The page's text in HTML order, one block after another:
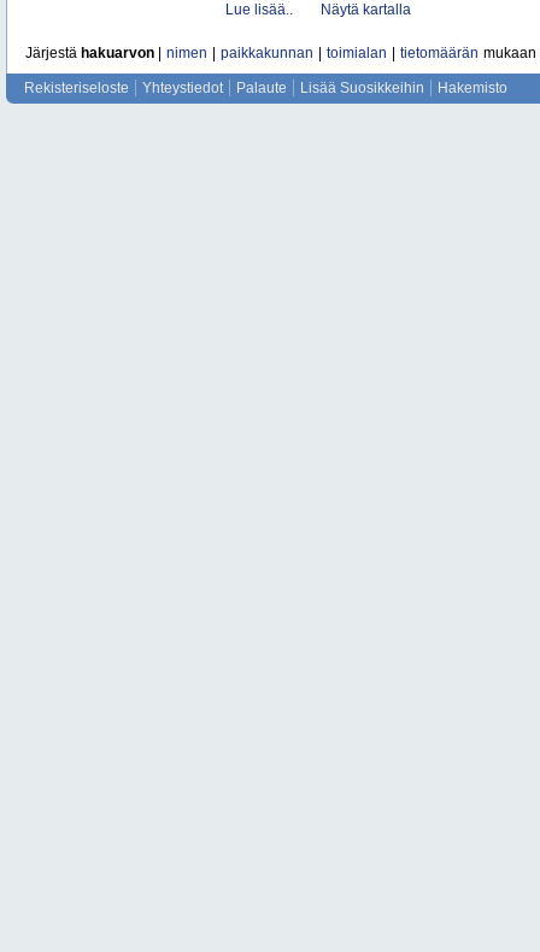
Lue lisää..
Näytä kartalla
Järjestä hakuarvon nimen paikkakunnan toimialan tietomäärän mukaan
Rekisteriseloste Yhteystiedot Palaute Lisää Suosikkeihin Hakemisto